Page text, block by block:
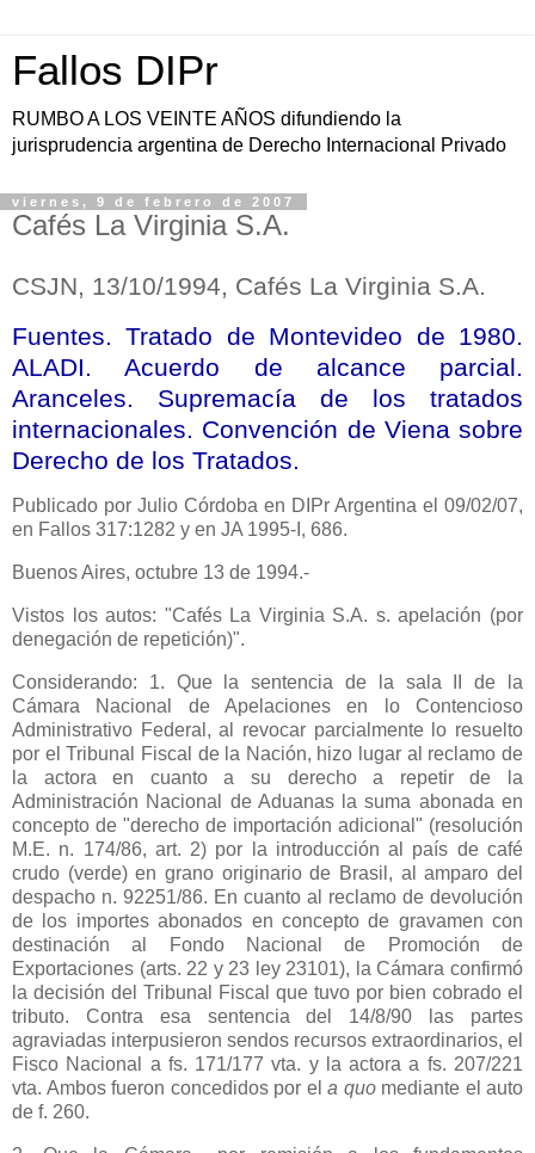
Fallos DIPr
RUMBO A LOS VEINTE AÑOS difundiendo la
jurisprudencia argentina de Derecho Internacional Privado
viernes, 9 de febrero de 2007
Cafés La Virginia S.A.
CSJN, 13/10/1994, Cafés La Virginia S.A.
Fuentes. Tratado de Montevideo de 1980.
ALADI. Acuerdo de alcance parcial.
Aranceles. Supremacía de los tratados
internacionales. Convención de Viena sobre
Derecho de los Tratados.
Publicado por Julio Córdoba en DIPr Argentina el 09/02/07,
en Fallos 317:1282 y en JA 1995-I, 686.
Buenos Aires, octubre 13 de 1994.-
Vistos los autos: "Cafés La Virginia S.A. s. apelación (por
denegación de repetición)".
Considerando: 1. Que la sentencia de la sala II de
la
Cámara Nacional
de Apelaciones en lo Contencioso
Administrativo Federal, al revocar parcialmente lo resuelto
por el Tribunal Fiscal de la Nación, hizo lugar al reclamo de
la actora en cuanto a su derecho a repetir de
la
Administración Nacional
de Aduanas la suma abonada en
concepto de "derecho de importación adicional" (resolución
M.E. n. 174/86, art. 2) por la introducción al país de café
crudo (verde) en grano originario de Brasil, al amparo del
despacho n. 92251/86. En cuanto al reclamo de devolución
de los importes abonados en concepto de gravamen con
destinación al Fondo Nacional de Promoción de
Exportaciones (arts. 22 y 23 ley 23101), la Cámara confirmó
la decisión del Tribunal Fiscal que tuvo por bien cobrado el
tributo. Contra esa sentencia del 14/8/90 las partes
agraviadas interpusieron sendos recursos extraordinarios, el
Fisco Nacional a fs. 171/177 vta. y la actora a fs. 207/221
vta. Ambos fueron concedidos por el a quomediante el auto
de f. 260.